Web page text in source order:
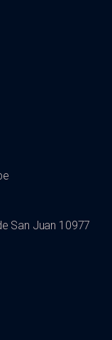
San Juan 10977